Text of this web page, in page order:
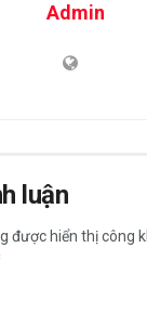
Admin
luận
được hiển thị công